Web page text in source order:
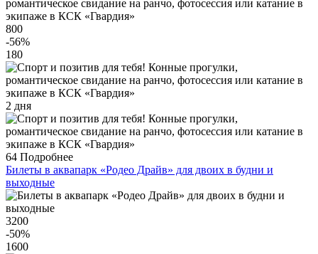
800
-56%
180
2 дня
64 Подробнее
Билеты в аквапарк «Родео Драйв» для двоих в будни и
выходные
3200
-50%
1600